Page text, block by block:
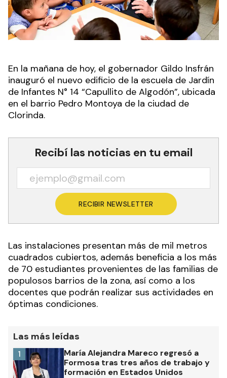
En la mañana de hoy, el gobernador Gildo Insfrán
inauguró el nuevo edificio de la escuela de Jardín
de Infantes N° 14 “Capullito de Algodón”, ubicada
en el barrio Pedro Montoya de la ciudad de
Clorinda.
Recibí las noticias en tu email
RECIBIR NEWSLETTER
Las instalaciones presentan más de mil metros
cuadrados cubiertos, además beneficia a los más
de 70 estudiantes provenientes de las familias de
populosos barrios de la zona, así como a los
docentes que podrán realizar sus actividades en
óptimas condiciones.
Las más leídas
María Alejandra Mareco regresó a
Formosa tras tres años de trabajo y
formación en Estados Unidos
1